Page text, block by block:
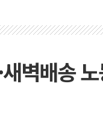
벽배송